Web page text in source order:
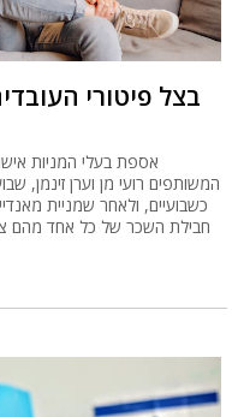
בצל פיטורי
אספת בעלי המניות